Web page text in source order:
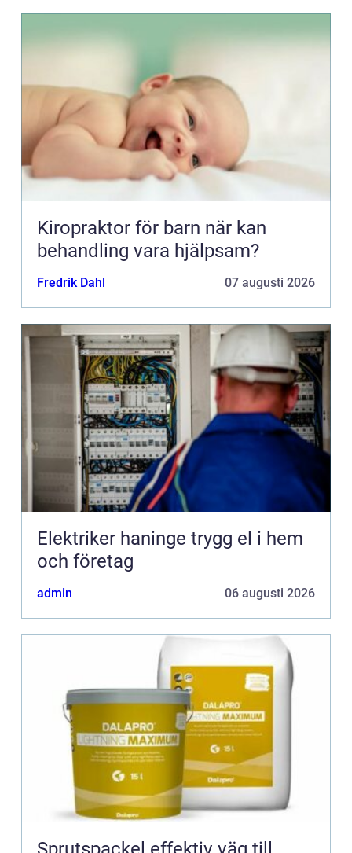
Kiropraktor för barn när kan
behandling vara hjälpsam?
Fredrik Dahl 07 augusti 2026
Elektriker haninge trygg el i hem
och företag
admin 06 augusti 2026